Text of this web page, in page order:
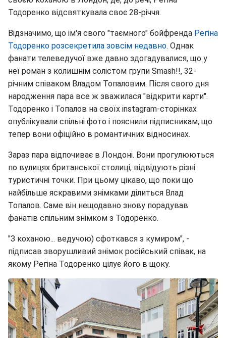
Тодоренко відсвяткувала своє 28-річчя.
Відзначимо, що ім'я свого "таємного" бойфренда Регіна
Тодоренко розсекретила зовсім недавно. Однак
фанати телеведучої вже давно здогадувалися, що у
неї роман з колишнім солістом групи Smash!!, 32-
річним співаком Владом Топаловим. Після свого дня
народження пара все ж зважилася "відкрити карти".
Тодоренко і Топалов на своїх instagram-сторінках
опублікували спільні фото і пояснили підписникам, що
тепер вони офіційно в романтичних відносинах.
Зараз пара відпочиває в Лондоні. Вони прогулюються
по вулицях британської столиці, відвідують різні
туристичні точки. При цьому цікаво, що поки що
найбільше яскравими знімками ділиться Влад
Топалов. Саме він нещодавно знову порадував
фанатів спільним знімком з Тодоренко.
"З коханою... ведучою) сфоткався з кумиром", -
підписав зворушливий знімок російський співак, на
якому Регіна Тодоренко цілує його в щоку.